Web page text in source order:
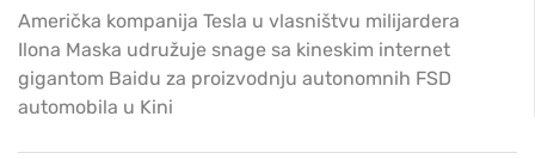
Američka kompanija Tesla u vlasništvu milijardera
Ilona Maska udružuje snage sa kineskim internet
gigantom Baidu za proizvodnju autonomnih FSD
automobila u Kini